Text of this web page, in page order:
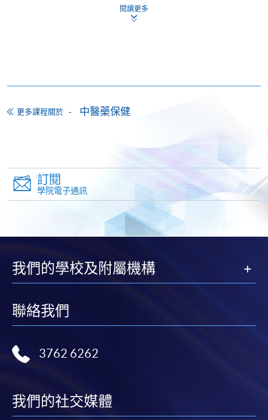
正本及副本，親臨學院任何一所報名中心報名。如非
(WeChat Pay) 或支付寶(Alipay)
申請人可親臨學院任何一所報名中心，以現金、「易
辦事」、微信支付（WeChat Pay）或支付寶
如以劃線支票或銀行本票繳付，抬頭請註明「香港大
學專業進修學院」。支票背面請寫上課程名稱及申請
證明文件；
或可將上述文件一併寄交各報名中心，信封上請註明
人資料概不負責。
申請人可親臨學院任何一所報名中心，以 VISA 或
Mastercard卡持有人，如報讀課程滿港幣2,000元，可
閱讀更多
更多課程關於 中醫藥保健
訂閱
學院電子通訊
我們的學校及附屬機構
聯絡我們
3762 6262
我們的社交媒體